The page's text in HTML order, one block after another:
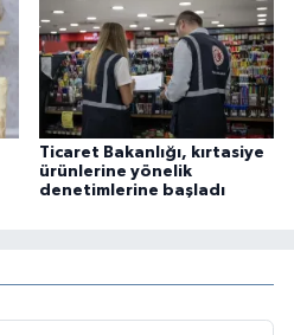
Ticaret Bakanlığı, kırtasiye
ürünlerine yönelik
denetimlerine başladı